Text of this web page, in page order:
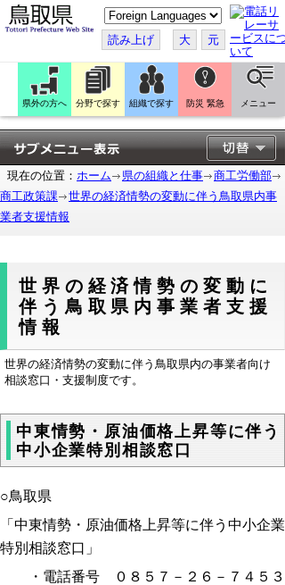
こ
の
ペ
ー
ジ
翻
訳
す
る
読み上げ 大 元
県外の方へ 分野で探す 組織で探す 防災 緊急 メニュー
現在の位置： ホーム 県の組織と仕事
商工労働部
商工政策課
世界の経済情勢の変動に伴う鳥取県内事
業者支援情報
世界の経済情勢の変動に
伴う鳥取県内事業者支援
情報
世界の経済情勢の変動に伴う鳥取県内の事業者向け
相談窓口・支援制度です。
中東情勢・原油価格上昇等に伴う
中小企業特別相談窓口
○鳥取県
「中東情勢・原油価格上昇等に伴う中小企業
特別相談窓口」
・電話番号 ０８５７－２６－７４５３